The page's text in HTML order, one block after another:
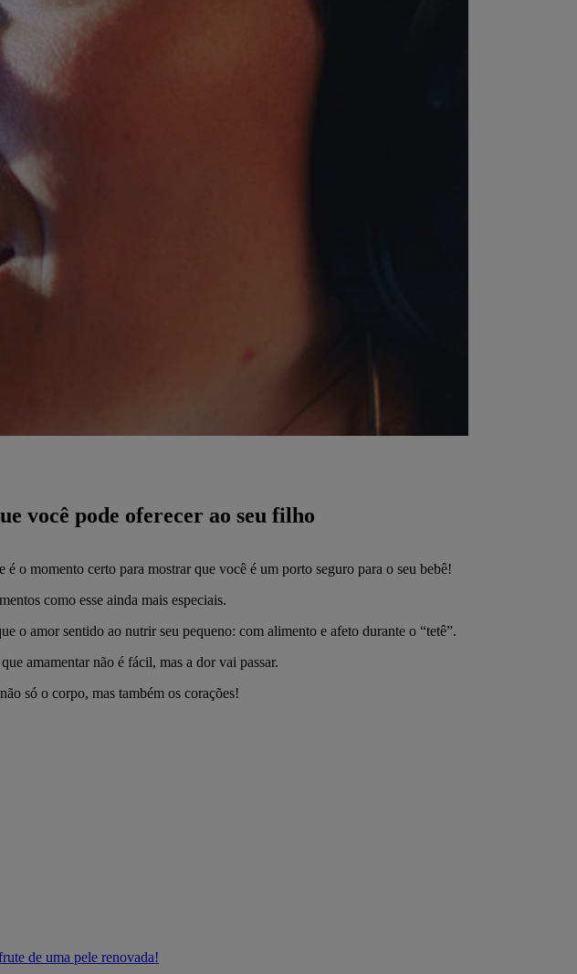
você pode oferecer ao seu filho
o momento certo para mostrar que você é um porto seguro para o seu bebê!
como esse ainda mais especiais.
o amor sentido ao nutrir seu pequeno: com alimento e afeto durante o “tetê”.
amamentar não é fácil, mas a dor vai passar.
só o corpo, mas também os corações!
de uma pele renovada!